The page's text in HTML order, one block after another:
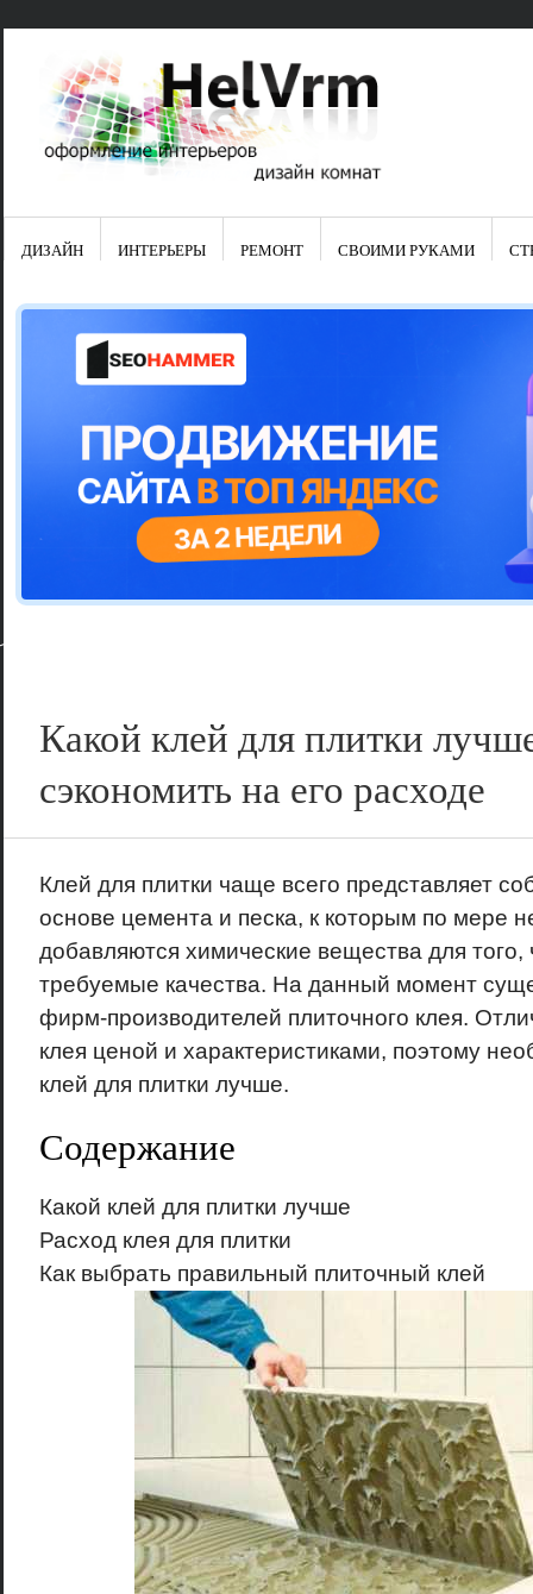
Свежие
Японские
Школа
Шьем
ДИЗАЙН ИНТЕРЬЕРЫ РЕМОНТ СВОИМИ РУКАМИ
Какой клей для плитки
сэкономить на его расходе
Клей для плитки чаще всего представляет
основе цемента и песка, к которым по мере
добавляются химические вещества для
требуемые качества. На данный момент
фирм-производителей плиточного клея.
клея ценой и характеристиками, поэтому
клей для плитки лучше.
Содержание
Какой клей для плитки лучше
Расход клея для плитки
Как выбрать правильный плиточный клей